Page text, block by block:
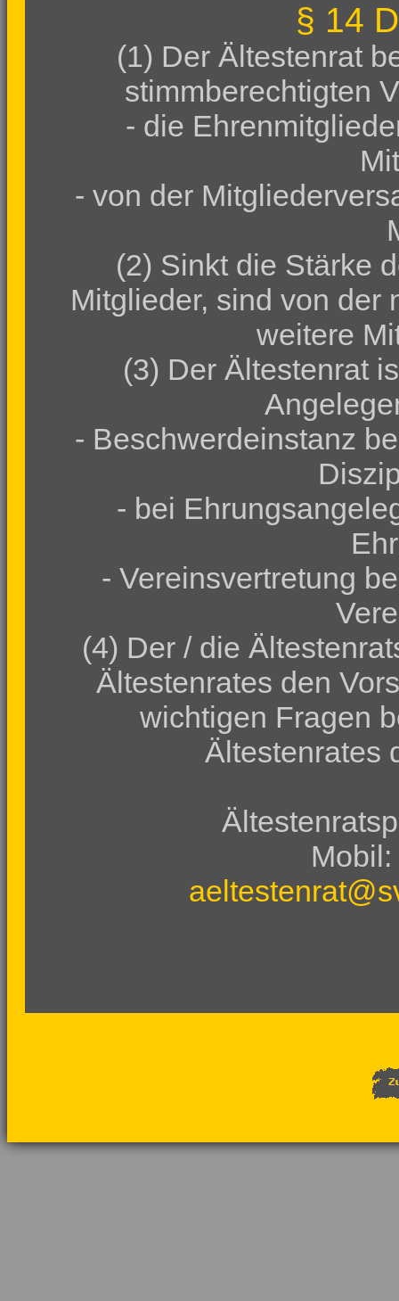
§ 14
(1) Der Ältestenrat
stimmberechtigten
- die
- von der
(2) Sinkt die Stärke
Mitglieder, sind von der
weitere
(3) Der Ältestenrat
- Beschwerdeinstanz
- bei
- Vereinsvertretung
(4) Der / die
Ältestenrates den
wichtigen Fragen
Ältestenrates